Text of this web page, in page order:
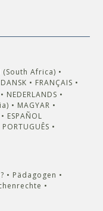
(South Africa)
DANSK FRANÇAIS
NEDERLANDS
MAGYAR
ESPAÑOL
PORTUGUÊS
Pädagogen